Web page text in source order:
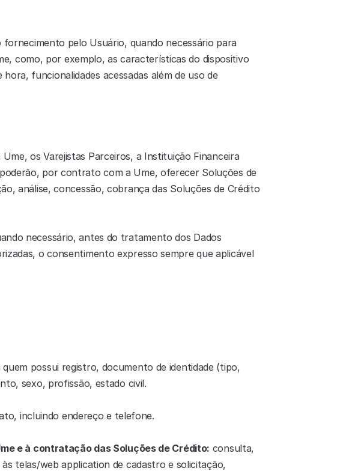
pelo Usuário, quando necessário para
como, por exemplo, as características do dispositivo
funcionalidades acessadas além de uso de
os Varejistas Parceiros, a Instituição Financeira
por contrato com a Ume, oferecer Soluções de
análise, concessão, cobrança das Soluções de Crédito
necessário, antes do tratamento dos Dados
o consentimento expresso sempre que aplicável
possui registro, documento de identidade (tipo,
sexo, profissão, estado civil.
incluindo endereço e telefone.
Ume e à contratação das Soluções de Crédito: consulta,
telas/web application de cadastro e solicitação,